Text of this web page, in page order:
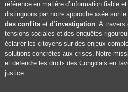
référence en matière d’information fiable
distinguons par notre approche axée sur le
des conflits et d’investigation. À travers
tensions sociales et des enquêtes
éclairer les citoyens sur des enjeux
solutions concrètes aux crises. Notre
et défendre les droits des Congolais en
justice.